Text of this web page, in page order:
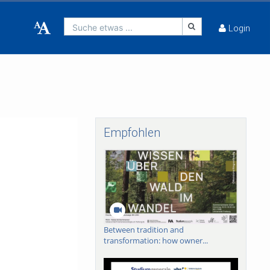
Suche etwas ... Login
Empfohlen
Between tradition and
transformation: how owner...